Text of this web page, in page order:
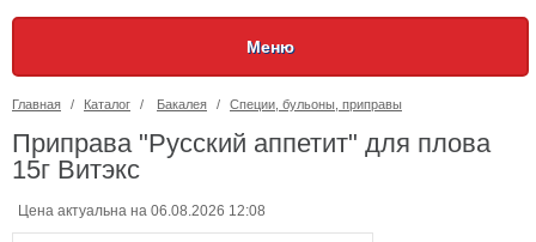
Меню
Главная / Каталог / Бакалея / Специи, бульоны, приправы
Приправа "Русский аппетит" для плова
15г Витэкс
Цена актуальна на 06.08.2026 12:08